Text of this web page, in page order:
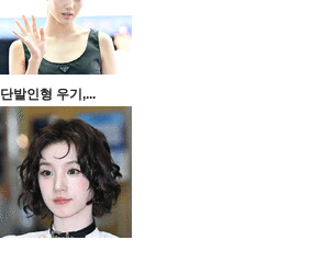
단발인형 우기,...